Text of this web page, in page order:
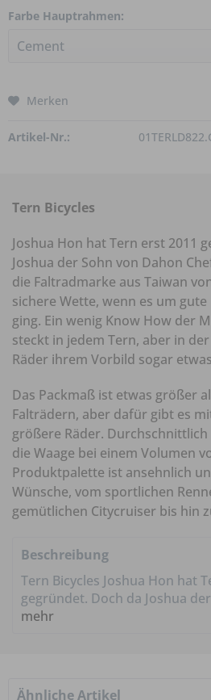
Farbe Hauptrahmen:
Merken
Artikel-Nr.:
Tern Bicycles
Joshua Hon hat Tern erst 2011
Joshua der Sohn von Dahon
die Faltradmarke aus Taiwan
sichere Wette, wenn es um
ging. Ein wenig Know How der
steckt in jedem Tern, aber in
Räder ihrem Vorbild sogar
Das Packmaß ist etwas größer
Falträdern, aber dafür gibt es
größere Räder.
die Waage bei einem Volumen
Produktpalette ist ansehnlich
Wünsche, vom sportlichen
gemütlichen Citycruiser bis hin
Beschreibung
Tern Bicycles Joshua Hon hat
gegründet. Doch da Joshua
mehr
Ähnliche Artikel